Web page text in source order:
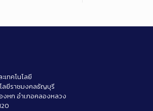
เทคโนโลยี
ลยีราชมงคลธัญบุรี
งหก อำเภอคลองหลวง